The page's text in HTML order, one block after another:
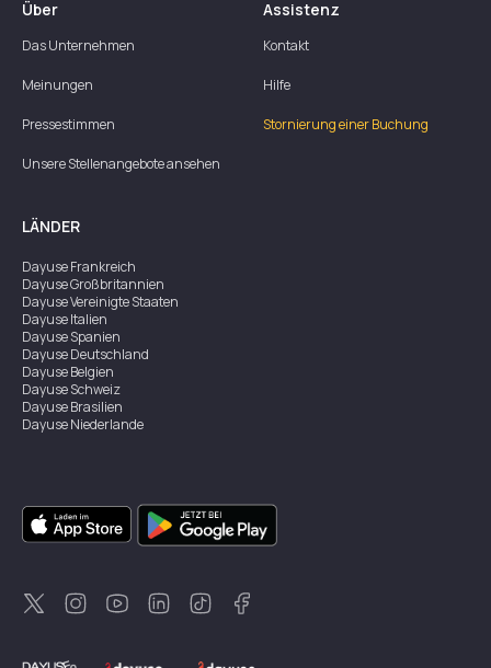
Über
Das Unternehmen
Meinungen
Pressestimmen
Unsere Stellenangebote ansehen
Assistenz
Kontakt
Hilfe
Stornierung einer Buchung
LÄNDER
DayuseFrankreich
DayuseGroßbritannien
DayuseVereinigte Staaten
DayuseItalien
DayuseSpanien
DayuseDeutschland
DayuseBelgien
DayuseSchweiz
DayuseBrasilien
DayuseNiederlande
DayuseSingapur
DayuseZweden
DayuseThailand
DayuseNeuseeland
DayuseTürkei